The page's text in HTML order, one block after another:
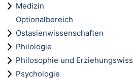
Medizin
Optionalbereich
Ostasienwissenschaften
Philologie
Philosophie und
Psychologie